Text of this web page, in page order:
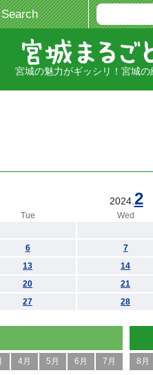
Search
宮城の魅力がギッシリ！宮城の
2024. 2
Tue Wed
6 7
13 14
20 21
27 28
4月 5月 6月 7月 8月